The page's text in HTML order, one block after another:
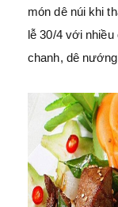
món dê núi khi
lễ 30/4 với
chanh, dê